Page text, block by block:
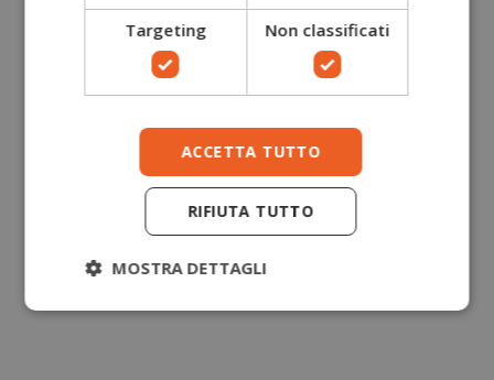
Targeting Non classificati
ACCETTA TUTTO
RIFIUTA TUTTO
MOSTRA DETTAGLI